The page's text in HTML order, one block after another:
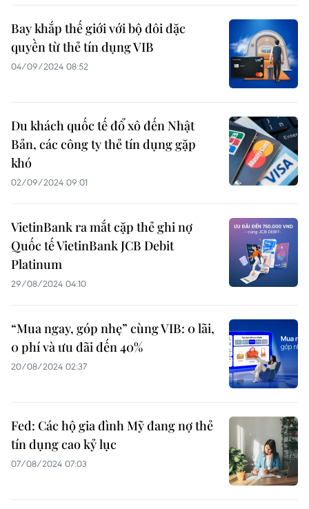
Bay khắp thế giới với bộ đôi đặc
quyền từ thẻ tín dụng VIB
04/09/2024 08:52
Du khách quốc tế đổ xô đến Nhật
Bản, các công ty thẻ tín dụng gặp
khó
02/09/2024 09:01
VietinBank ra mắt cặp thẻ ghi nợ
Quốc tế VietinBank JCB Debit
Platinum
29/08/2024 04:10
“Mua ngay, góp nhẹ” cùng VIB: 0 lãi,
0 phí và ưu đãi đến 40%
20/08/2024 02:37
Fed: Các hộ gia đình Mỹ đang nợ thẻ
tín dụng cao kỷ lục
07/08/2024 07:03